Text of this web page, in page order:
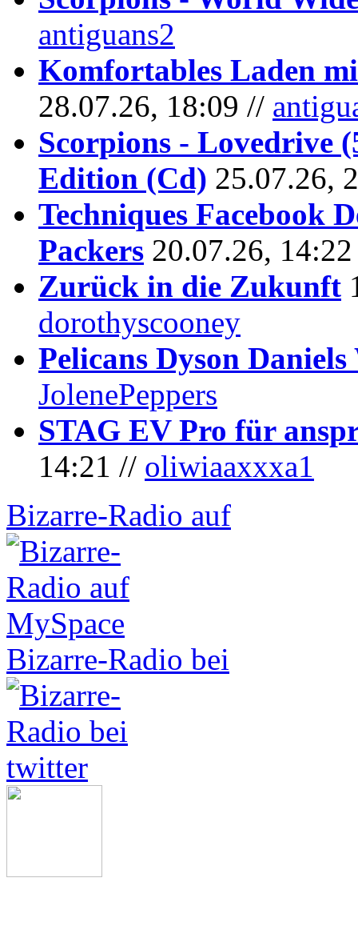
antiguans2
Komfortables Laden
28.07.26, 18:09 //
Scorpions - Lovedrive
Edition (Cd) 25.07.26,
Techniques Facebook
Packers 20.07.26,
Zurück in die Zukunft
dorothyscooney
Pelicans Dyson
JolenePeppers
STAG EV Pro für
14:21 // oliwiaaxxxa1
Bizarre-Radio auf
Bizarre-Radio bei